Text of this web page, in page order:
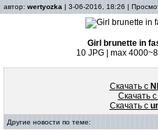
автор: wertyozka | 3-06-2016, 18:26 |
Girl brunette in
10 JPG | max
Скачать с
Скачать с
Скачать с
Другие новости по теме: